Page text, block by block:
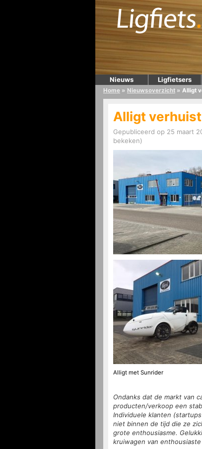
Nieuws Ligfietsers
Home » Nieuwsoverzicht » Alligt
Alligt verhuist
Gepubliceerd op 25 maart
bekeken)
Alligt met Sunrider
Ondanks dat de markt van
producten/verkoop een
Individuele klanten
niet binnen de tijd die ze
grote enthousiasme.
kruiwagen van